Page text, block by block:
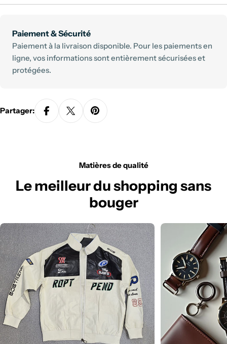
Paiement & Sécurité
Modes
de
paiement
Paiement à la livraison disponible. Pour les paiements en
ligne, vos informations sont entièrement sécurisées et
protégées.
Partager:
Matières de qualité
Le meilleur du shopping sans
bouger